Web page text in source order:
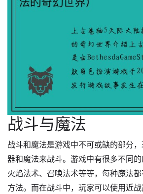
战斗与魔法
战斗和魔法是游戏中不可或缺的部分
器和魔法来战斗。游戏中有很多不同的
火焰法术、召唤法术等等，每种魔法
方法。而在战斗中，玩家可以使用近